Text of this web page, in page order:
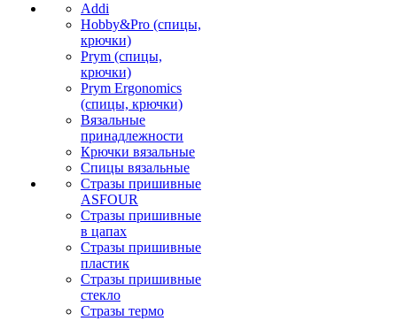
Addi
Hobby&Pro (спицы,
крючки)
Prym (спицы,
крючки)
Prym Ergonomics
(спицы, крючки)
Вязальные
принадлежности
Крючки вязальные
Спицы вязальные
Стразы пришивные
ASFOUR
Стразы пришивные
в цапах
Стразы пришивные
пластик
Стразы пришивные
стекло
Стразы термо